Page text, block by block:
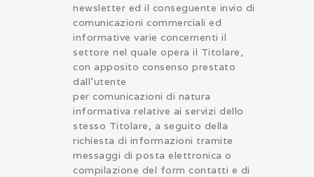
newsletter ed il conseguente invio di
comunicazioni commerciali ed
informative varie concernenti il
settore nel quale opera il Titolare,
con apposito consenso prestato
dall’utente
per comunicazioni di natura
informativa relative ai servizi dello
stesso Titolare, a seguito della
richiesta di informazioni tramite
messaggi di posta elettronica o
compilazione del form contatti e di